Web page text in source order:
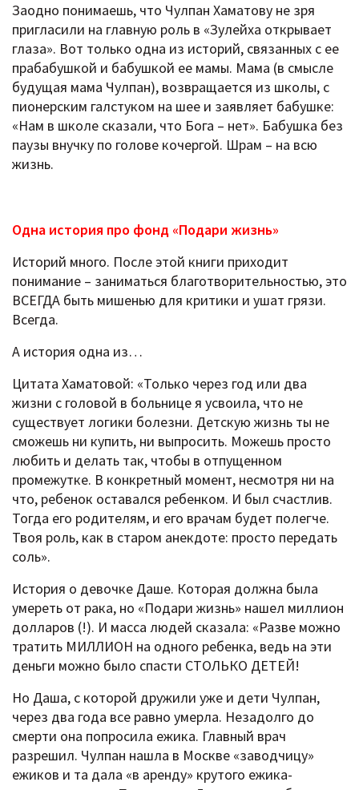
Заодно понимаешь, что Чулпан Хаматову не зря
пригласили на главную роль в «Зулейха открывает
глаза». Вот только одна из историй, связанных с ее
прабабушкой и бабушкой ее мамы. Мама (в смысле
будущая мама Чулпан), возвращается из школы, с
пионерским галстуком на шее и заявляет бабушке:
«Нам в школе сказали, что Бога – нет». Бабушка без
паузы внучку по голове кочергой. Шрам – на всю
жизнь.
Одна история про фонд «Подари жизнь»
Историй много. После этой книги приходит
понимание – заниматься благотворительностью, это
ВСЕГДА быть мишенью для критики и ушат грязи.
Всегда.
А история одна из…
Цитата Хаматовой: «Только через год или два
жизни с головой в больнице я усвоила, что не
существует логики болезни. Детскую жизнь ты не
сможешь ни купить, ни выпросить. Можешь просто
любить и делать так, чтобы в отпущенном
промежутке. В конкретный момент, несмотря ни на
что, ребенок оставался ребенком. И был счастлив.
Тогда его родителям, и его врачам будет полегче.
Твоя роль, как в старом анекдоте: просто передать
соль».
История о девочке Даше. Которая должна была
умереть от рака, но «Подари жизнь» нашел миллион
долларов (!). И масса людей сказала: «Разве можно
тратить МИЛЛИОН на одного ребенка, ведь на эти
деньги можно было спасти СТОЛЬКО ДЕТЕЙ!
Но Даша, с которой дружили уже и дети Чулпан,
через два года все равно умерла. Незадолго до
смерти она попросила ежика. Главный врач
разрешил. Чулпан нашла в Москве «заводчицу»
ежиков и та дала «в аренду» крутого ежика-